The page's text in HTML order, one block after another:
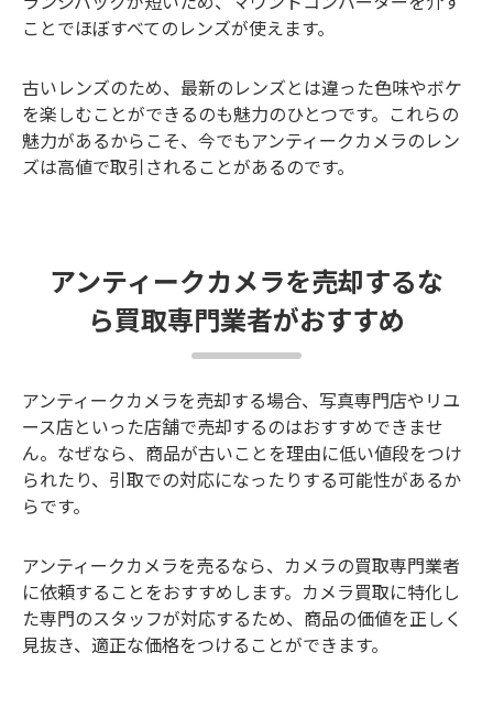
ことでほぼすべてのレンズが使えます。
古いレンズのため、最新のレンズとは違った色味やボケ
を楽しむことができるのも魅力のひとつです。これらの
魅力があるからこそ、今でもアンティークカメラのレン
ズは高値で取引されることがあるのです。
アンティークカメラを売却するな
ら買取専門業者がおすすめ
アンティークカメラを売却する場合、写真専門店やリユ
ース店といった店舗で売却するのはおすすめできませ
ん。なぜなら、商品が古いことを理由に低い値段をつけ
られたり、引取での対応になったりする可能性があるか
らです。
アンティークカメラを売るなら、カメラの買取専門業者
に依頼することをおすすめします。カメラ買取に特化し
た専門のスタッフが対応するため、商品の価値を正しく
見抜き、適正な価格をつけることができます。